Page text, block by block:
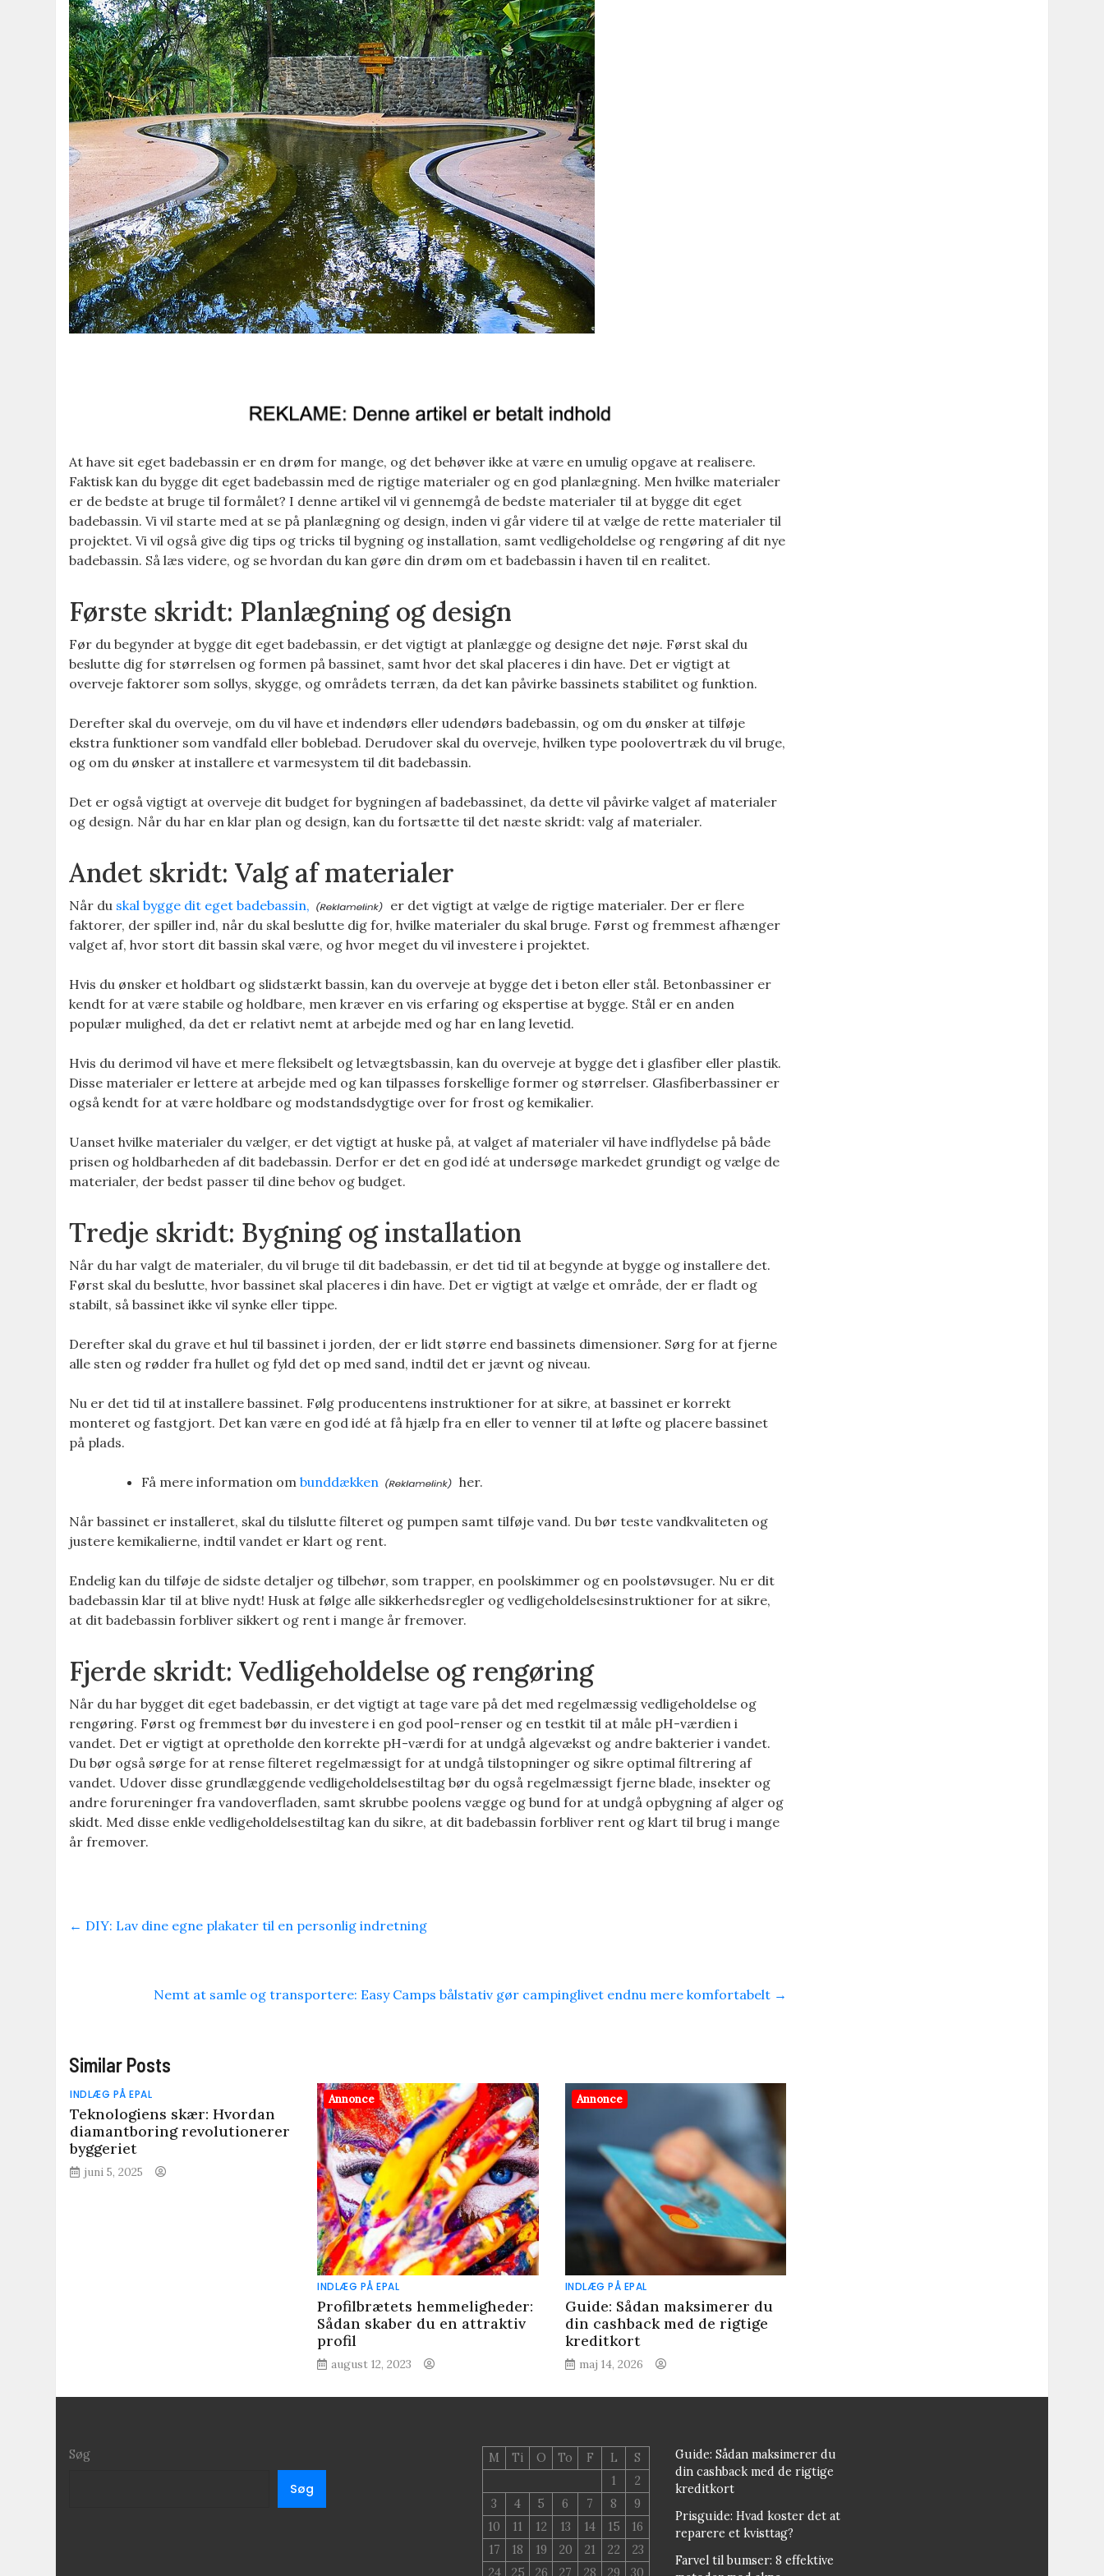
At have sit eget badebassin er en drøm for mange, og det behøver ikke at være en umulig opgave at realisere.
Faktisk kan du bygge dit eget badebassin med de rigtige materialer og en god planlægning. Men hvilke materialer
er de bedste at bruge til formålet? I denne artikel vil vi gennemgå de bedste materialer til at bygge dit eget
badebassin. Vi vil starte med at se på planlægning og design, inden vi går videre til at vælge de rette materialer til
projektet. Vi vil også give dig tips og tricks til bygning og installation, samt vedligeholdelse og rengøring af dit nye
badebassin. Så læs videre, og se hvordan du kan gøre din drøm om et badebassin i haven til en realitet.
Første skridt: Planlægning og design
Før du begynder at bygge dit eget badebassin, er det vigtigt at planlægge og designe det nøje. Først skal du
beslutte dig for størrelsen og formen på bassinet, samt hvor det skal placeres i din have. Det er vigtigt at
overveje faktorer som sollys, skygge, og områdets terræn, da det kan påvirke bassinets stabilitet og funktion.
Derefter skal du overveje, om du vil have et indendørs eller udendørs badebassin, og om du ønsker at tilføje
ekstra funktioner som vandfald eller boblebad. Derudover skal du overveje, hvilken type poolovertræk du vil bruge,
og om du ønsker at installere et varmesystem til dit badebassin.
Det er også vigtigt at overveje dit budget for bygningen af ​​badebassinet, da dette vil påvirke valget af materialer
og design. Når du har en klar plan og design, kan du fortsætte til det næste skridt: valg af materialer.
Andet skridt: Valg af materialer
Når du skal bygge dit eget badebassin,
er det vigtigt at vælge de rigtige materialer. Der er flere
faktorer, der spiller ind, når du skal beslutte dig for, hvilke materialer du skal bruge. Først og fremmest afhænger
valget af, hvor stort dit bassin skal være, og hvor meget du vil investere i projektet.
Hvis du ønsker et holdbart og slidstærkt bassin, kan du overveje at bygge det i beton eller stål. Betonbassiner er
kendt for at være stabile og holdbare, men kræver en vis erfaring og ekspertise at bygge. Stål er en anden
populær mulighed, da det er relativt nemt at arbejde med og har en lang levetid.
Hvis du derimod vil have et mere fleksibelt og letvægtsbassin, kan du overveje at bygge det i glasfiber eller plastik.
Disse materialer er lettere at arbejde med og kan tilpasses forskellige former og størrelser. Glasfiberbassiner er
også kendt for at være holdbare og modstandsdygtige over for frost og kemikalier.
Uanset hvilke materialer du vælger, er det vigtigt at huske på, at valget af materialer vil have indflydelse på både
prisen og holdbarheden af dit badebassin. Derfor er det en god idé at undersøge markedet grundigt og vælge de
materialer, der bedst passer til dine behov og budget.
Tredje skridt: Bygning og installation
Når du har valgt de materialer, du vil bruge til dit badebassin, er det tid til at begynde at bygge og installere det.
Først skal du beslutte, hvor bassinet skal placeres i din have. Det er vigtigt at vælge et område, der er fladt og
stabilt, så bassinet ikke vil synke eller tippe.
Derefter skal du grave et hul til bassinet i jorden, der er lidt større end bassinets dimensioner. Sørg for at fjerne
alle sten og rødder fra hullet og fyld det op med sand, indtil det er jævnt og niveau.
Nu er det tid til at installere bassinet. Følg producentens instruktioner for at sikre, at bassinet er korrekt
monteret og fastgjort. Det kan være en god idé at få hjælp fra en eller to venner til at løfte og placere bassinet
på plads.
Få mere information ombunddækken her.
Når bassinet er installeret, skal du tilslutte filteret og pumpen samt tilføje vand. Du bør teste vandkvaliteten og
justere kemikalierne, indtil vandet er klart og rent.
Endelig kan du tilføje de sidste detaljer og tilbehør, som trapper, en poolskimmer og en poolstøvsuger. Nu er dit
badebassin klar til at blive nydt! Husk at følge alle sikkerhedsregler og vedligeholdelsesinstruktioner for at sikre,
at dit badebassin forbliver sikkert og rent i mange år fremover.
Fjerde skridt: Vedligeholdelse og rengøring
Når du har bygget dit eget badebassin, er det vigtigt at tage vare på det med regelmæssig vedligeholdelse og
rengøring. Først og fremmest bør du investere i en god pool-renser og en testkit til at måle pH-værdien i
vandet. Det er vigtigt at opretholde den korrekte pH-værdi for at undgå algevækst og andre bakterier i vandet.
Du bør også sørge for at rense filteret regelmæssigt for at undgå tilstopninger og sikre optimal filtrering af
vandet. Udover disse grundlæggende vedligeholdelsestiltag bør du også regelmæssigt fjerne blade, insekter og
andre forureninger fra vandoverfladen, samt skrubbe poolens vægge og bund for at undgå opbygning af alger og
skidt. Med disse enkle vedligeholdelsestiltag kan du sikre, at dit badebassin forbliver rent og klart til brug i mange
år fremover.
← DIY: Lav dine egne plakater til en personlig indretning
Nemt at samle og transportere: Easy Camps bålstativ gør campinglivet endnu mere komfortabelt →
Similar Posts
INDLÆG PÅ EPAL
Teknologiens skær: Hvordan
diamantboring revolutionerer
byggeriet
juni 5, 2025
Annonce
INDLÆG PÅ EPAL
Profilbrætets hemmeligheder:
Sådan skaber du en attraktiv
profil
august 12, 2023
Annonce
INDLÆG PÅ EPAL
Guide: Sådan maksimerer du
din cashback med de rigtige
kreditkort
maj 14, 2026
Søg
Søg
M Ti O To F L
S
1
2
3
4 5 6 7 8
9
10
11 12 13 14 15
16
17
18 19 20 21 22
23
24
25 26 27 28 29 30
Guide: Sådan maksimerer du
din cashback med de rigtige
kreditkort
Prisguide: Hvad koster det at
reparere et kvisttag?
Farvel til bumser: 8 effektive